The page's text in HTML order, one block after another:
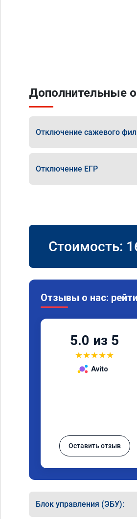
Дополнительные
Отключение сажевого
Отключение ЕГР
Стоимость:
Отзывы о нас:
5.0 из 5
★★★★★
Avito
Оставить отзыв
Блок управления (ЭБУ):